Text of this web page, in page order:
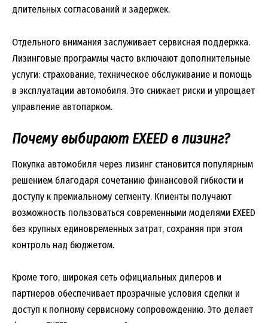
длительных согласований и задержек.
Отдельного внимания заслуживает сервисная поддержка.
Лизинговые программы часто включают дополнительные
услуги: страхование, техническое обслуживание и помощь
в эксплуатации автомобиля. Это снижает риски и упрощает
управление автопарком.
Почему выбирают EXEED в лизинг?
Покупка автомобиля через лизинг становится популярным
решением благодаря сочетанию финансовой гибкости и
доступу к премиальному сегменту. Клиенты получают
возможность пользоваться современными моделями EXEED
без крупных единовременных затрат, сохраняя при этом
контроль над бюджетом.
Кроме того, широкая сеть официальных дилеров и
партнеров обеспечивает прозрачные условия сделки и
доступ к полному сервисному сопровождению. Это делает